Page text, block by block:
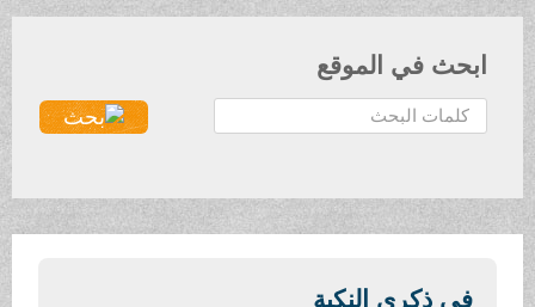
ابحث في الموقع
ح
ث
في ذكرى النكبة